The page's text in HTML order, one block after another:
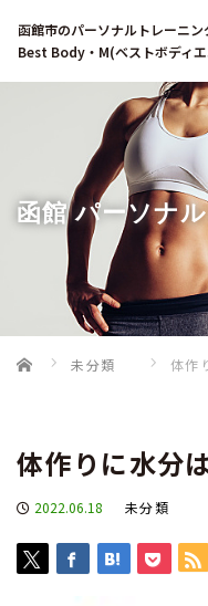
函館市のパーソナルトレーニン
Best Body・M(ベストボディ
函館 パーソナ
Home 未分類 体作
体作りに水分
2022.06.18 未分類